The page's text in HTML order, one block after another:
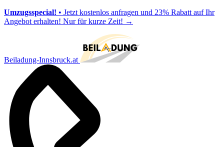
Umzugsspecial! • Jetzt kostenlos anfragen und 23% Rabatt auf Ihr
Angebot erhalten! Nur für kurze Zeit! →
Beiladung-Innsbruck.at